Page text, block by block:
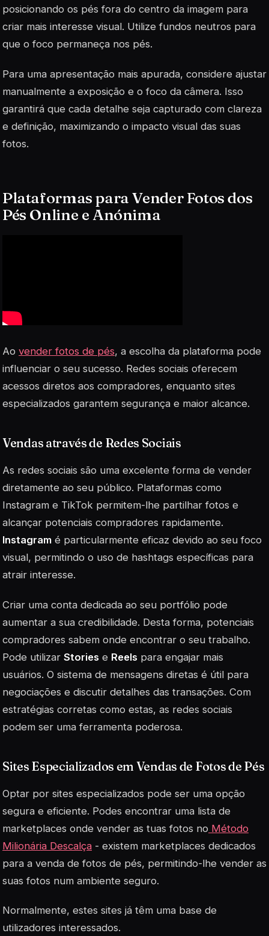
posicionando os pés fora do centro da imagem para
criar mais interesse visual. Utilize fundos neutros para
que o foco permaneça nos pés.
Para uma apresentação mais apurada, considere ajustar
manualmente a exposição e o foco da câmera. Isso
garantirá que cada detalhe seja capturado com clareza
e definição, maximizando o impacto visual das suas
fotos.
Plataformas para Vender Fotos dos
Pés Online e Anónima
Ao vender fotos de pés, a escolha da plataforma pode
influenciar o seu sucesso. Redes sociais oferecem
acessos diretos aos compradores, enquanto sites
especializados garantem segurança e maior alcance.
Vendas através de Redes Sociais
As redes sociais são uma excelente forma de vender
diretamente ao seu público. Plataformas como
Instagram e TikTok permitem-lhe partilhar fotos e
alcançar potenciais compradores rapidamente.
Instagram é particularmente eficaz devido ao seu foco
visual, permitindo o uso de hashtags específicas para
atrair interesse.
Criar uma conta dedicada ao seu portfólio pode
aumentar a sua credibilidade. Desta forma, potenciais
compradores sabem onde encontrar o seu trabalho.
Pode utilizar Stories e Reels para engajar mais
usuários. O sistema de mensagens diretas é útil para
negociações e discutir detalhes das transações. Com
estratégias corretas como estas, as redes sociais
podem ser uma ferramenta poderosa.
Sites Especializados em Vendas de Fotos de Pés
Optar por sites especializados pode ser uma opção
segura e eficiente. Podes encontrar uma lista de
marketplaces onde vender as tuas fotos no Método
Milionária Descalça - existem marketplaces dedicados
para a venda de fotos de pés, permitindo-lhe vender as
suas fotos num ambiente seguro.
Normalmente, estes sites já têm uma base de
utilizadores interessados.